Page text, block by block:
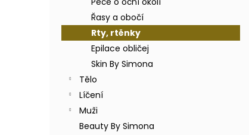
Řasy a obočí
Rty, rtěnky
Epilace obličej
Skin By Simona
Tělo
Líčení
Muži
Beauty By Simona